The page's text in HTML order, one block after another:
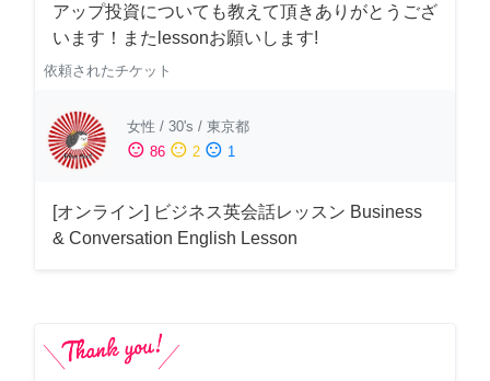
アップ投資についても教えて頂きありがとうござ
います！またlessonお願いします!
依頼されたチケット
女性 / 30's / 東京都
sentiment_satisfied 86 sentiment_neutral 2 sentiment_dissatisfied 1
[オンライン] ビジネス英会話レッスン Business
& Conversation English Lesson